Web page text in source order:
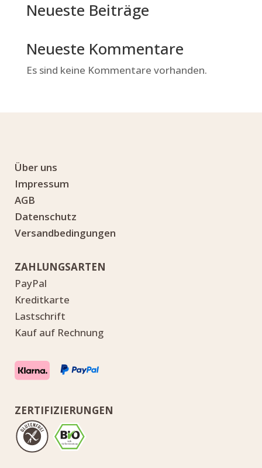
Neueste Beiträge
Neueste Kommentare
Es sind keine Kommentare vorhanden.
Über uns
Impressum
AGB
Datenschutz
Versandbedingungen
ZAHLUNGSARTEN
PayPal
Kreditkarte
Lastschrift
Kauf auf Rechnung
ZERTIFIZIERUNGEN